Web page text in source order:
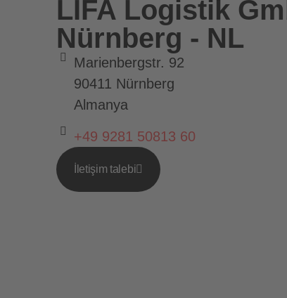
LIFA Logistik
Nürnberg - NL
Marienbergstr. 92
90411 Nürnberg
Almanya
+49 9281 50813 60
İletişim talebi